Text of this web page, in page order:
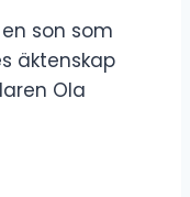
son som
äktenskap
Ola